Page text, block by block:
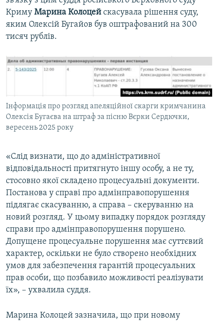
Криму Марина Колоцей скасувала рішення суду,
яким Олексій Бугайов був оштрафований на 300
тисяч рублів.
Інформація про розгляд апеляційної скарги кримчанина
Олексія Бугаєва на штраф за пісню Вєрки Сердючки,
вересень 2025 року
«Слід визнати, що до адміністративної
відповідальності притягнуто іншу особу, а не ту,
стосовно якої складено процесуальні документи.
Постанова у справі про адмінправопорушення
підлягає скасуванню, а справа – скеруванню на
новий розгляд. У цьому випадку порядок розгляду
справи про адмінправопорушення порушено.
Допущене процесуальне порушення має суттєвий
характер, оскільки не було створено необхідних
умов для забезпечення гарантій процесуальних
прав особи, що позбавило можливості реалізувати
їх», – ухвалила суддя.
Марина Колоцей зазначила, що при новому